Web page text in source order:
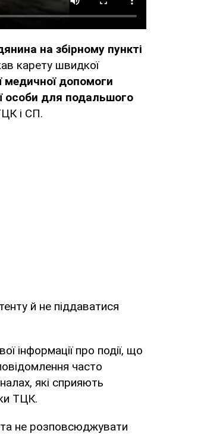
на збірному пункті
карету швидкої
медичної допомоги
особи для подальшого
і СП.
й не піддаватися
інформації про події, що
часто
які сприяють
ТЦК.
не розповсюджувати